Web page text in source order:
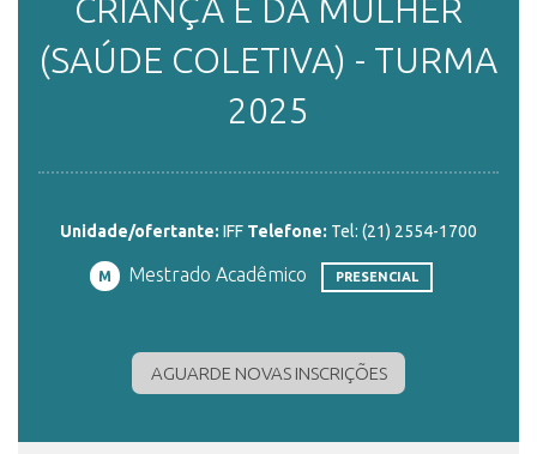
ENSINO
PLATAFORMAS
CRIANÇA E DA MULHER
(SAÚDE COLETIVA) - TURMA
2025
Unidade/ofertante: IFF Telefone: Tel: (21) 2554-1700
M Mestrado Acadêmico PRESENCIAL
AGUARDE NOVAS INSCRIÇÕES